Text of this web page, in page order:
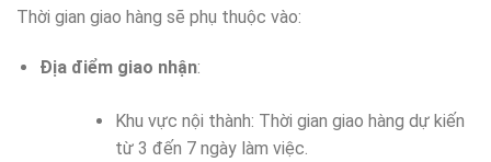
Thời gian giao hàng sẽ phụ thuộc vào:
Địa điểm giao nhận:
Khu vực nội thành: Thời gian giao hàng dự kiến
từ 3 đến 7 ngày làm việc.